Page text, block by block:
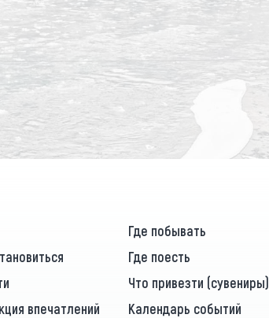
Где побывать
Где поесть
Что привезти (сувениры)
впечатлений
Календарь событий